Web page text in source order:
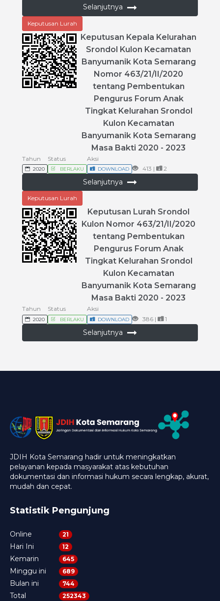
Selanjutnya
Keputusan Lurah
Keputusan Kepala Kelurahan
Srondol Kulon Kecamatan
Banyumanik Kota Semarang
Nomor 463/21/II/2020
tentang Pembentukan
Pengurus Forum Anak
Tingkat Kelurahan Srondol
Kulon Kecamatan
Banyumanik Kota Semarang
Masa Bakti 2020 - 2023
Tahun
2020
Status
BERLAKU
Aksi
DOWNLOAD 413 | 2
Selanjutnya
Keputusan Lurah
Keputusan Lurah Srondol
Kulon Nomor 463/21 / /2020
tentang Pembentukan
Pengurus Forum Anak
Tingkat Kelurahan Srondol
Kulon Kecamatan
Banyumanik Kota Semarang
Masa Bakti 2020 - 2023
Tahun
2020
Status
BERLAKU
Aksi
DOWNLOAD 386 | 1
Selanjutnya
JDIH Kota Semarang hadir untuk meningkatkan
pelayanan kepada masyarakat atas kebutuhan
dokumentasi dan informasi hukum secara lengkap, akurat,
mudah dan cepat.
Statistik Pengunjung
Online 21
Hari Ini 12
Kemarin 645
Minggu ini 689
Bulan ini 744
Total 252343